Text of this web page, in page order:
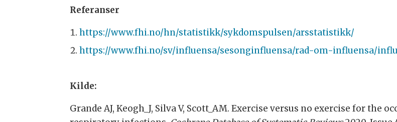
Referanser
https://www.fhi.no/hn/statistikk/sykdomspulsen/arsstatistikk/
https://www.fhi.no/sv/influensa/sesonginfluensa/rad-om-influensa/
Kilde:
Grande AJ, Keogh_J, Silva V, Scott_AM. Exercise versus no exercise for the